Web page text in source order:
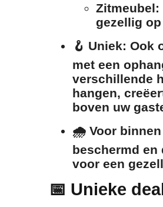
Zitmeubel:
gezellig
🪝 Uniek: Ook
met een
verschillende
hangen,
boven uw
🌧️ Voor
beschermd en
voor een
📅 Unieke